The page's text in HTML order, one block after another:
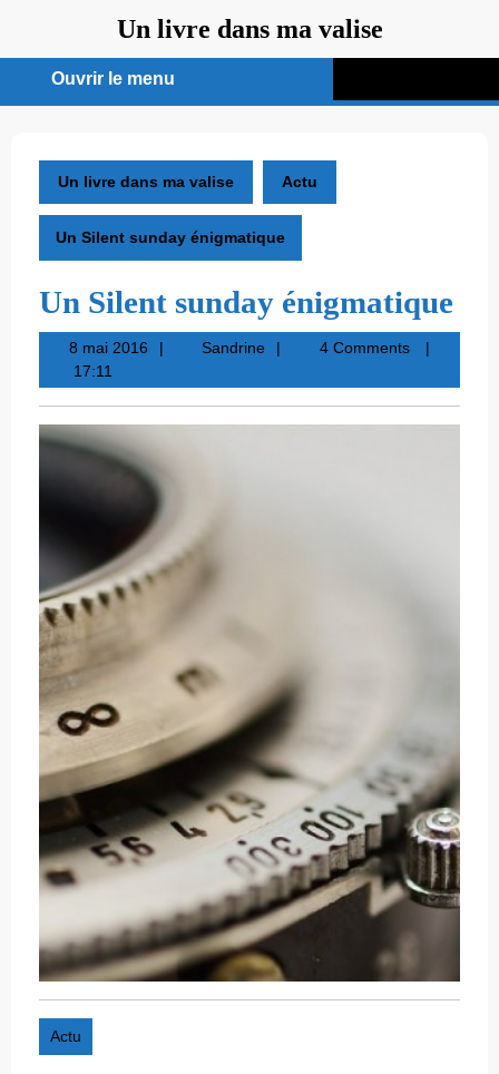
contenu
Un livre dans ma valise
Ouvrir le menu
menu
Un livre dans ma valise Actu
Un Silent sunday énigmatique
Un Silent sunday énigmatique
8 mai 20168
2016
SandrineSandrine4 Comments
17:11
Actu